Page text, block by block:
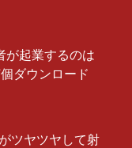
起業するのは
ダウンロード
ツヤツヤして射